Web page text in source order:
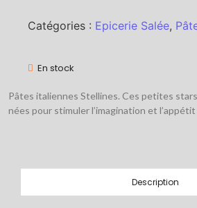
Catégories : Epicerie Salée,
En stock
Pâtes italiennes Stellines. Ces petites
nées pour stimuler l’imagination et
Description